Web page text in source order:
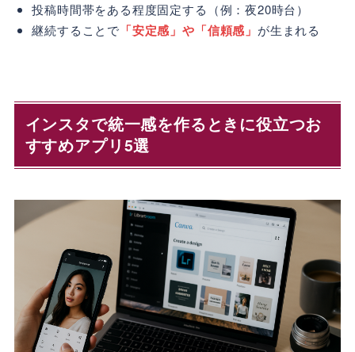
投稿時間帯をある程度固定する（例：夜20時台）
継続することで 「安定感」や「信頼感」 が生まれる
インスタで統一感を作るときに役立つお
すすめアプリ5選